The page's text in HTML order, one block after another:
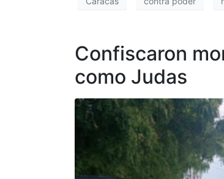
Confiscaron
como Judas